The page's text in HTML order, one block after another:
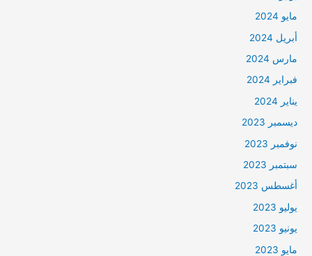
مايو 2024
أبريل 2024
مارس 2024
فبراير 2024
يناير 2024
ديسمبر 2023
نوفمبر 2023
سبتمبر 2023
أغسطس 2023
يوليو 2023
يونيو 2023
مايو 2023